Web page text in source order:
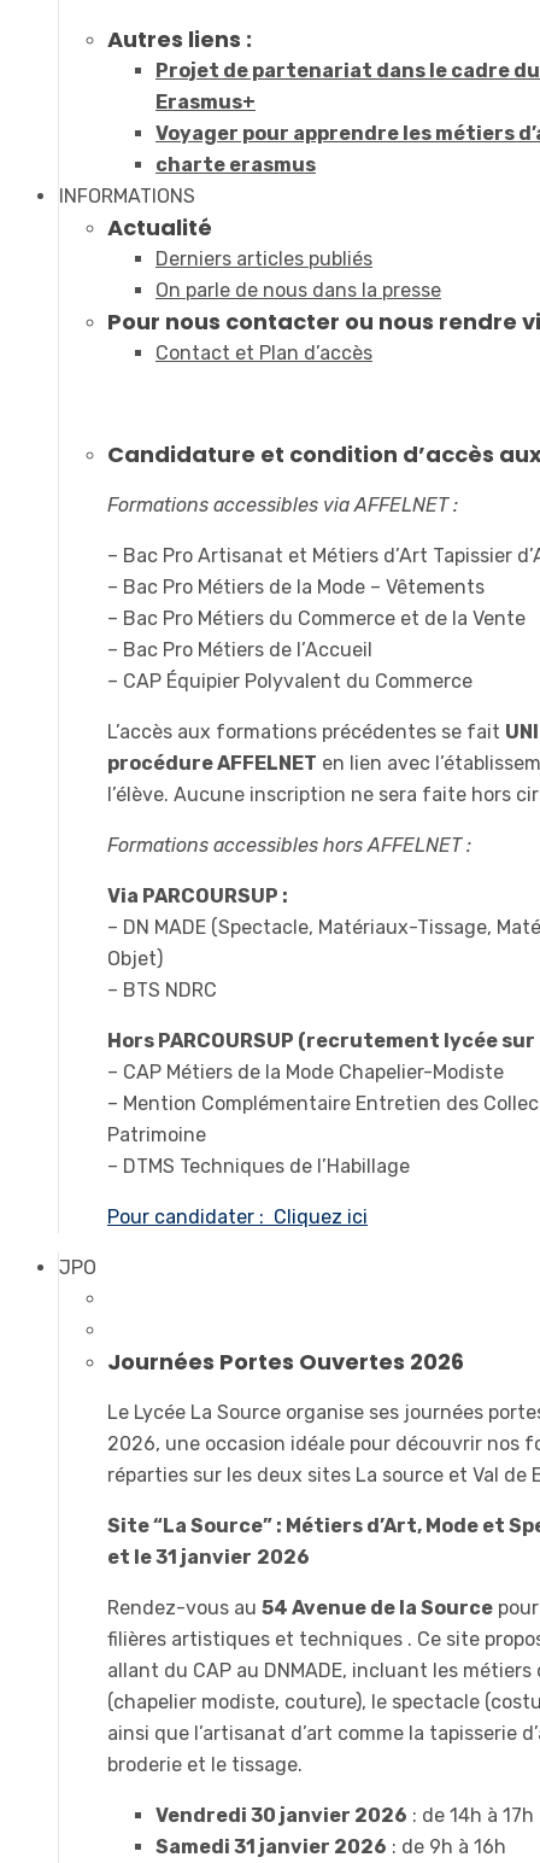
Autres liens :
Projet de partenariat dans le cadre
Erasmus+
Voyager pour apprendre les métiers
charte erasmus
INFORMATIONS
Actualité
Derniers articles publiés
On parle de nous dans la presse
Pour nous contacter ou nous rendre
Contact et Plan d’accès
Candidature et condition d’accès
Formations accessibles via AFFELNET :
– Bac Pro Artisanat et Métiers d’Art Tapissier
– Bac Pro Métiers de la Mode – Vêtements
– Bac Pro Métiers du Commerce et de la Vente
– Bac Pro Métiers de l’Accueil
– CAP Équipier Polyvalent du Commerce
L’accès aux formations précédentes se fait
procédure AFFELNET en lien avec
l’élève. Aucune inscription ne sera faite hors
Formations accessibles hors AFFELNET :
Via PARCOURSUP :
– DN MADE (Spectacle, Matériaux-Tissage,
Objet)
– BTS NDRC
Hors PARCOURSUP (recrutement lycée sur
– CAP Métiers de la Mode Chapelier-Modiste
– Mention Complémentaire Entretien des
Patrimoine
– DTMS Techniques de l’Habillage
Pour candidater : Cliquez ici
JPO
Journées Portes Ouvertes 2026
Le Lycée La Source organise ses journées
2026, une occasion idéale pour découvrir nos
réparties sur les deux sites La source et Val de
Site “La Source” : Métiers d’Art, Mode et
et le 31 janvier 2026
Rendez-vous au 54 Avenue de la Source
filières artistiques et techniques . Ce site
allant du CAP au DNMADE, incluant les métiers
(chapelier modiste, couture), le spectacle
ainsi que l’artisanat d’art comme la tapisserie
broderie et le tissage.
Vendredi 30 janvier 2026 : de 14h à 17h
Samedi 31 janvier 2026 : de 9h à 16h